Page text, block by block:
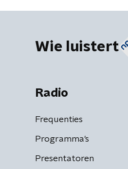
Wie luistert
Radio
Frequenties
Programma's
Presentatoren